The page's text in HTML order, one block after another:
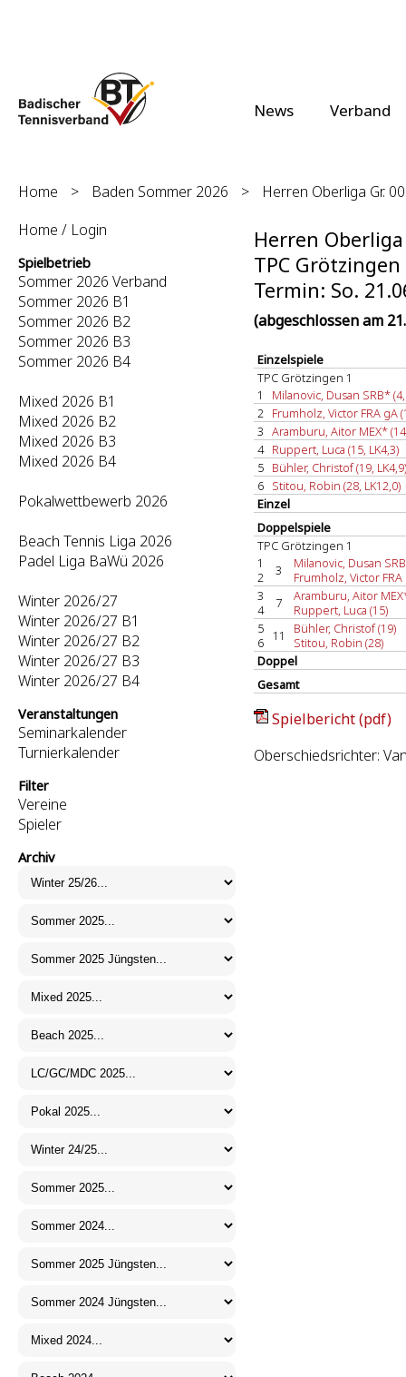
News Verband
Home > Baden Sommer 2026 >
Herren Oberliga Gr.
Home / Login
Spielbetrieb
Sommer 2026 Verband
Sommer 2026 B1
Sommer 2026 B2
Sommer 2026 B3
Sommer 2026 B4
Mixed 2026 B1
Mixed 2026 B2
Mixed 2026 B3
Mixed 2026 B4
Pokalwettbewerb 2026
Beach Tennis Liga 2026
Padel Liga BaWü 2026
Winter 2026/27
Winter 2026/27 B1
Winter 2026/27 B2
Winter 2026/27 B3
Winter 2026/27 B4
Veranstaltungen
Seminarkalender
Turnierkalender
Filter
Vereine
Spieler
Archiv
Herren Oberliga
TPC
Termin: So.
(abgeschlossen am
Einzelspiele
TPC Grötzingen 1
1
Milanovic, Dusan SRB* (4,
2 Frumholz, Victor FRA gA
3 Aramburu, Aitor MEX*
4 Ruppert, Luca (15, LK4,3)
5 Bühler, Christof (19, LK4,9)
6 Stitou, Robin (28, LK12,0)
Einzel
Doppelspiele
TPC Grötzingen 1
1
2
3
Milanovic, Dusan
Frumholz, Victor FRA
3
4
7
Aramburu, Aitor
Ruppert, Luca (15)
5
6
11
Bühler, Christof (19)
Stitou, Robin (28)
Doppel
Gesamt
Spielbericht (pdf)
Oberschiedsrichter: